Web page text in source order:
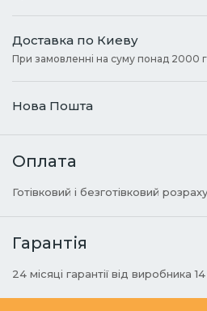
Доставка по Киеву
При замовленні на суму понад 2000
Нова Пошта
Оплата
Готівковий і безготівковий
Гарантія
24 місяці гарантії від виробника